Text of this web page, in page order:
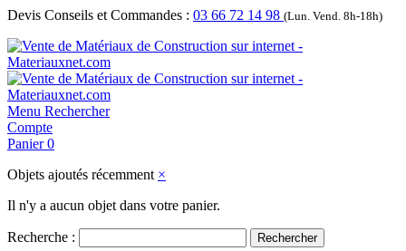
Devis Conseils et Commandes : 03 66 72 14 98 (Lun. Vend. 8h-18h)
Menu Rechercher
Compte
Panier 0
Objets ajoutés récemment ×
Il n'y a aucun objet dans votre panier.
Recherche : Rechercher